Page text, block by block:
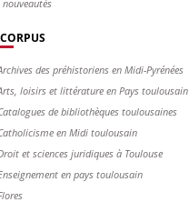
nouveautés
CORPUS
des préhistoriens en Midi-Pyrénées
loisirs et littérature en Pays toulousain
de bibliothèques toulousaines
en Midi toulousain
et sciences juridiques à Toulouse
en pays toulousain